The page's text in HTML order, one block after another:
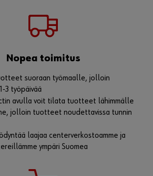
etuja
jolloin tilauksen tekeminen
vanhoja tilauksia
usein tilaamasi tuotteet